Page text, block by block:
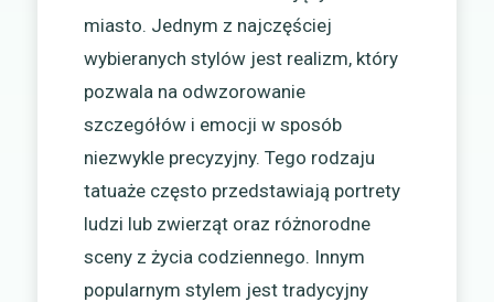
miasto. Jednym z najczęściej
wybieranych stylów jest realizm, który
pozwala na odwzorowanie
szczegółów i emocji w sposób
niezwykle precyzyjny. Tego rodzaju
tatuaże często przedstawiają portrety
ludzi lub zwierząt oraz różnorodne
sceny z życia codziennego. Innym
popularnym stylem jest tradycyjny